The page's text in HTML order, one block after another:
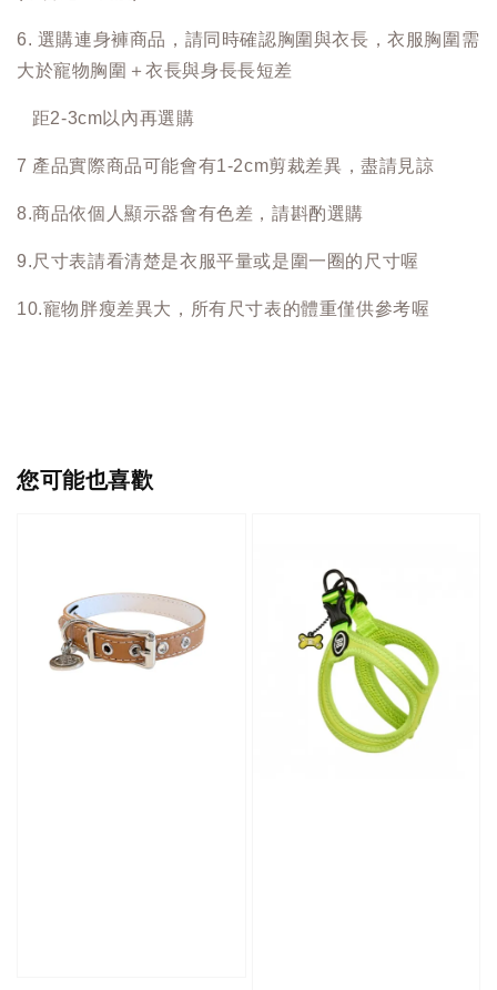
6. 選購連身褲商品，請同時確認胸圍與衣長，衣服胸圍需
大於寵物胸圍＋衣長與身長長短差
距2-3cm以內再選購
7 產品實際商品可能會有1-2cm剪裁差異，盡請見諒
8.商品依個人顯示器會有色差，請斟酌選購
9.尺寸表請看清楚是衣服平量或是圍一圈的尺寸喔
10.寵物胖瘦差異大，所有尺寸表的體重僅供參考喔
您可能也喜歡